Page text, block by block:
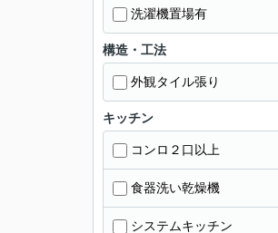
洗濯機置場有
構造・工法
外観タイル張り
キッチン
コンロ２口以上
食器洗い乾燥機
システムキッチン